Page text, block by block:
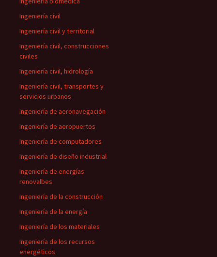
Ingeniería civil
Ingeniería civil y territorial
Ingeniería civil, construcciones
civiles
Ingeniería civil, hidrología
Ingeniería civil, transportes y
servicios urbanos
Ingeniería de aeronavegación
Ingeniería de aeropuertos
Ingeniería de computadores
Ingeniería de diseño industrial
Ingeniería de energías
renovalbes
Ingeniería de la construcción
Ingeniería de la energía
Ingeniería de los materiales
Ingeniería de los recursos
energéticos